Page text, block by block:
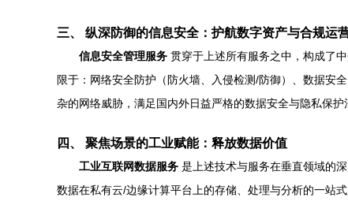
三、 纵深防御的信息安全：护航数字资产与合规运
信息安全管理服务 贯穿于上述所有服务之中，构成了
限于：网络安全防护（防火墙、入侵检测/防御）、数据安
杂的网络威胁，满足国内外日益严格的数据安全与隐私保
四、 聚焦场景的工业赋能：释放数据价值
工业互联网数据服务 是上述技术与服务在垂直领域的
数据在私有云/边缘计算平台上的存储、处理与分析的一站